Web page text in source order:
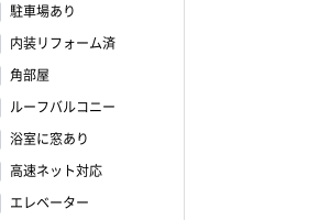
駐車場あり
内装リフォーム済
角部屋
ルーフバルコニー
浴室に窓あり
高速ネット対応
エレベーター